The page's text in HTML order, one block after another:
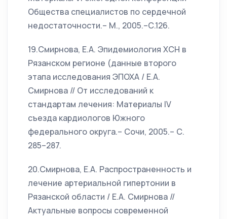
Общества специалистов по сердечной
недостаточности.– М., 2005.–С.126.
19.Смирнова, Е.А. Эпидемиология ХСН в
Рязанском регионе (данные второго
этапа исследования ЭПОХА / Е.А.
Смирнова // От исследований к
стандартам лечения: Материалы IV
съезда кардиологов Южного
федерального округа.– Сочи, 2005.– С.
285–287.
20.Смирнова, Е.А. Распространенность и
лечение артериальной гипертонии в
Рязанской области / Е.А. Смирнова //
Актуальные вопросы современной